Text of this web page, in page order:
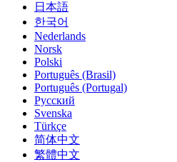
日本語
한국어
Nederlands
Norsk
Polski
Português (Brasil)
Português (Portugal)
Русский
Svenska
Türkçe
简体中文
繁體中文